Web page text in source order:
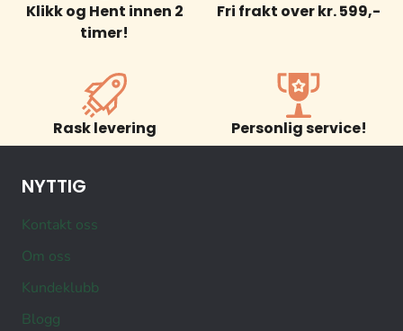
Klikk og Hent innen 2
timer!
Fri frakt over kr. 599,-
Rask levering Personlig service!
NYTTIG
Kontakt oss
Om oss
Kundeklubb
Blogg